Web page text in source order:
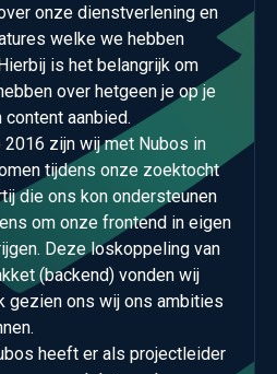
onze dienstverlening en
welke we hebben
is het belangrijk om
over hetgeen je op je
aanbied.
2016 zijn wij met Nubos in
tijdens onze zoektocht
die ons kon ondersteunen
om onze frontend in eigen
Deze loskoppeling van
(backend) vonden wij
gezien ons wij ons ambities
heeft er als projectleider